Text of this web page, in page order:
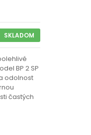
SKLADOM
BP 2 SP
odolnost
častých